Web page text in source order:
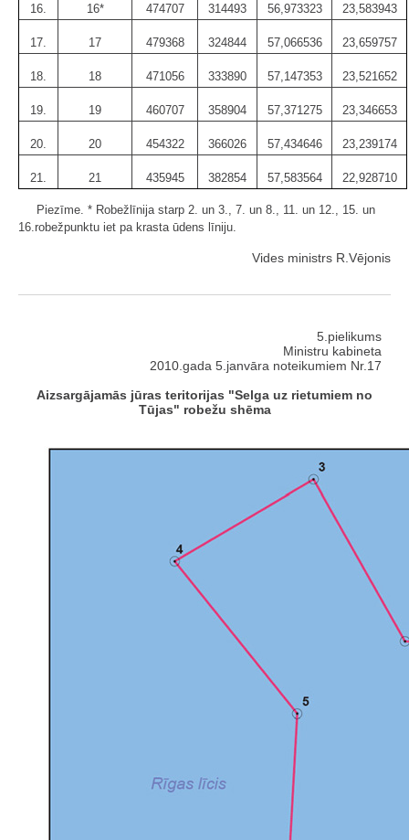
16. 16* 474707 314493 56,973323 23,583943
17. 17 479368 324844 57,066536 23,659757
18. 18 471056 333890 57,147353 23,521652
19. 19 460707 358904 57,371275 23,346653
20. 20 454322 366026 57,434646 23,239174
21. 21 435945 382854 57,583564 22,928710
Piezīme. * Robežlīnija starp 2. un 3., 7. un 8., 11. un 12., 15. un
16.robežpunktu iet pa krasta ūdens līniju.
Vides ministrs R.Vējonis
5.pielikums
Ministru kabineta
2010.gada 5.janvāra noteikumiem Nr.17
Aizsargājamās jūras teritorijas "Selga uz rietumiem no
Tūjas" robežu shēma